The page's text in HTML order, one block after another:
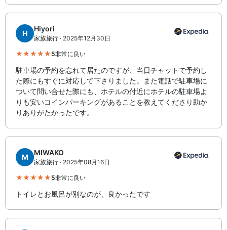
H
Hiyori
家族旅行 · 2025年12月30日
5非常に良い
駐車場の予約を忘れて居たのですが、当日チャットで予約し
た際にもすぐに対応して下さりました。また電話で駐車場に
ついて問い合せた際にも、ホテルの付近にホテルの駐車場よ
りも安いコインパーキングがあることを教えてくださり助か
りありがたかったです。
M
MIWAKO
家族旅行 · 2025年08月16日
5非常に良い
トイレとお風呂が別なのが、良かったです